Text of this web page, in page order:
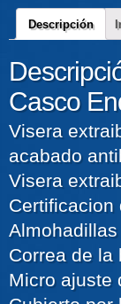
Descripción
Casco
Visera
acabado
Visera
Certificacion
Correa de la
Micro ajuste